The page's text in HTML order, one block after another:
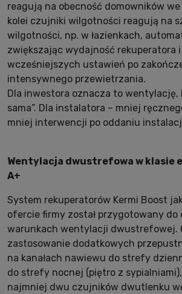
reagują na obecność domowników
kolei czujniki wilgotności reagują na
wilgotności, np. w łazienkach,
zwiększając wydajność rekuperatora
wcześniejszych ustawień po
intensywnego przewietrzania.
Dla inwestora oznacza to wentylację,
sama”. Dla instalatora – mniej
mniej interwencji po oddaniu
Wentylacja dwustrefowa w klasie
A+
System rekuperatorów Kermi Boost
ofercie firmy został przygotowany do
warunkach wentylacji dwustrefowej.
zastosowanie dodatkowych
na kanałach nawiewu do strefy
do strefy nocnej (piętro z
najmniej dwu czujników dwutlenku